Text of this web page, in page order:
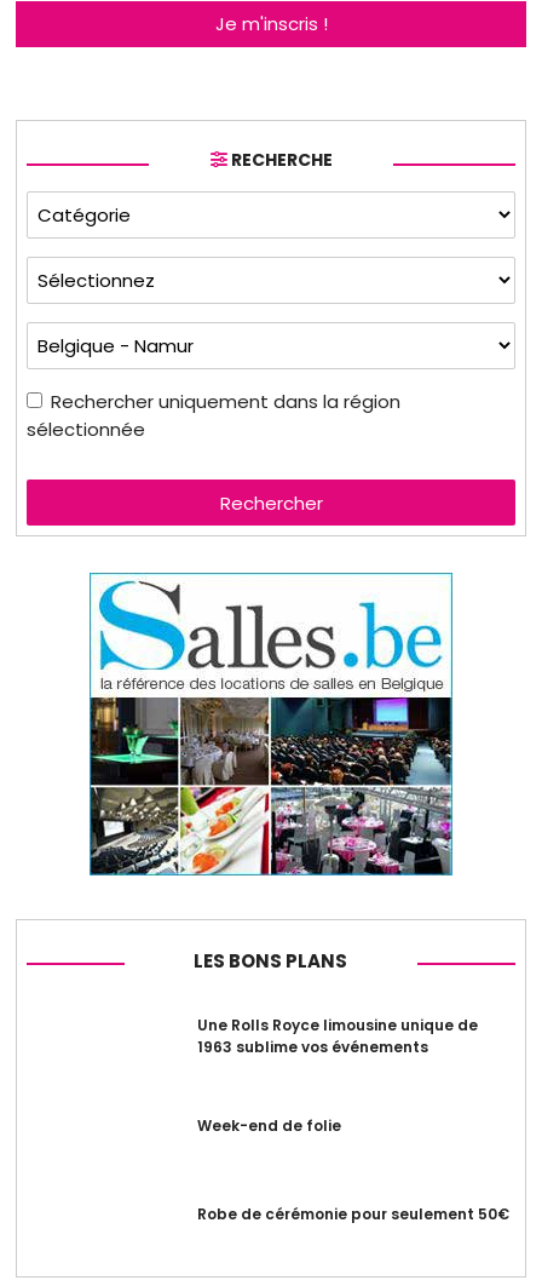
Je m'inscris !
RECHERCHE
Rechercher uniquement dans la région
sélectionnée
Rechercher
LES BONS PLANS
Une Rolls Royce limousine unique de
1963 sublime vos événements
Week-end de folie
Robe de cérémonie pour seulement 50€